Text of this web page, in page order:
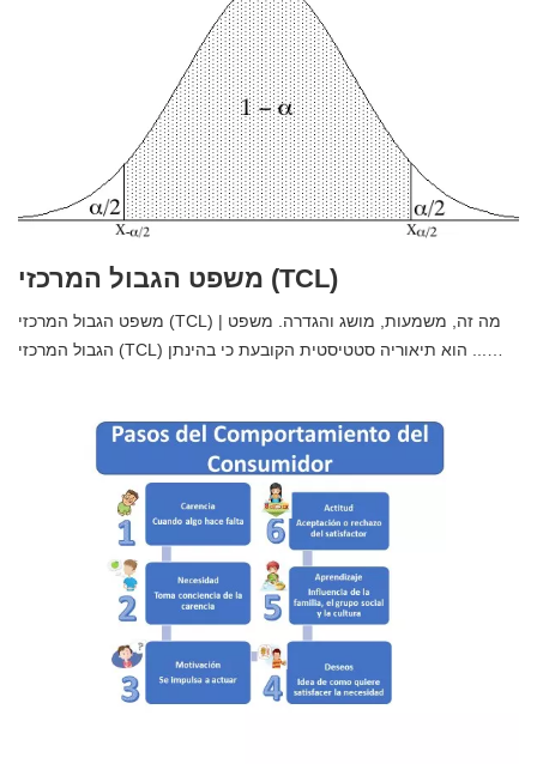
משפט הגבול המרכזי (TCL)
משפט הגבול המרכזי (TCL) | מה זה, משמעות, מושג והגדרה. משפט